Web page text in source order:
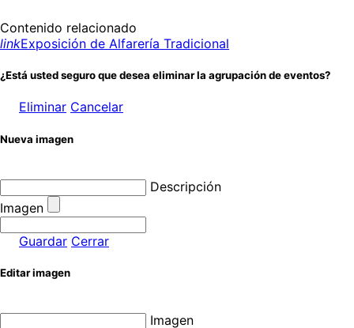
Contenido relacionado
linkExposición de Alfarería Tradicional
¿Está usted seguro que desea eliminar la agrupación de eventos?
Eliminar Cancelar
Nueva imagen
Descripción
Imagen
Guardar Cerrar
Editar imagen
Imagen